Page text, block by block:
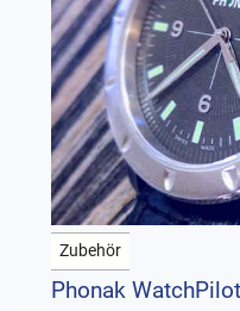
Zubehör
Phonak